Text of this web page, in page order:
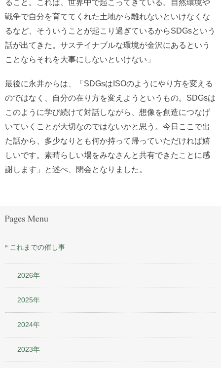
ること。これは、世界中で起こってきている。自然環境や
戦争で自分を育ててくれた土地から離れないといけなくな
るなど、そういうことが起こり過ぎているからSDGsという
話が出てきた。サステイナブルな環境が金沢にあるという
ことならそれを大事にしないといけない」
最後に永井からは、「SDGsはISOのようにやり方を変える
のではなく、自分の在り方を変えようというもの。SDGsは
このように学び続けて対話しながら、想像を創造につなげ
いていくことが大切なのではないかと思う。今日ここで出
た話から、多少なりとも何か持って帰っていただければ嬉
しいです。素晴らしい場をみなさんと共有できたことに感
謝します」と述べ、閉会となりました。
これまでの催し事
2026年
2025年
2024年
2023年